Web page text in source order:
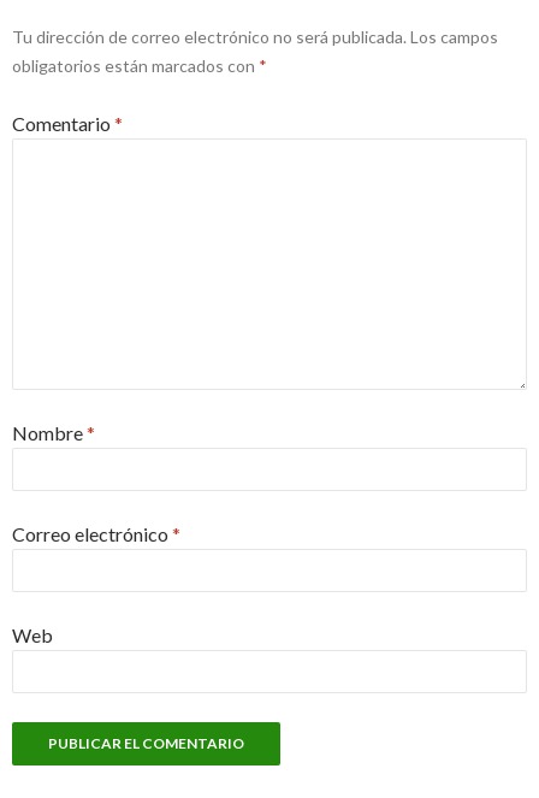
Tu dirección de correo electrónico no será publicada. Los campos
obligatorios están marcados con *
Comentario *
Nombre*
Correo electrónico *
Web